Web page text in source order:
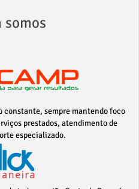
somos
constante, sempre mantendo foco
prestados, atendimento de
especializado.